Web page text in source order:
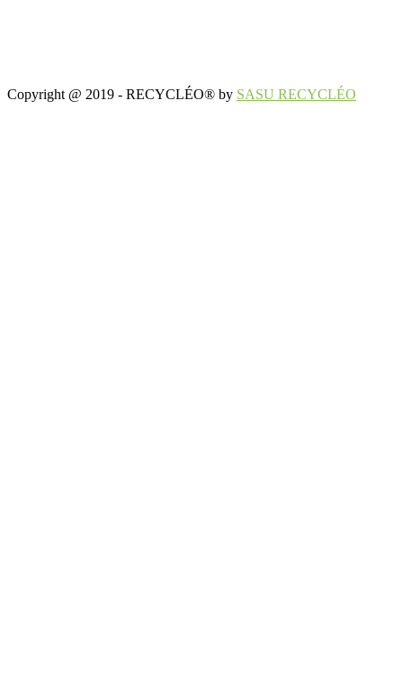
Copyright @ 2019 - RECYCLÉO® by SASU RECYCLÉO